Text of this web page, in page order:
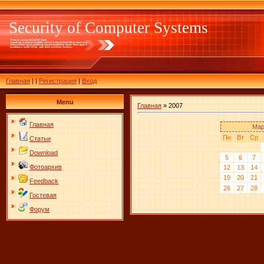
Security of Computer Systems
Главная||Регистрация|Вход
Menu
Главная
Статьи
Download
Фотоархив
Feedback
Гостевая
Форум
Главная » 2007
Пн
Вт Ср
5
6 7
12
13 14
19
20 21
26
27 28